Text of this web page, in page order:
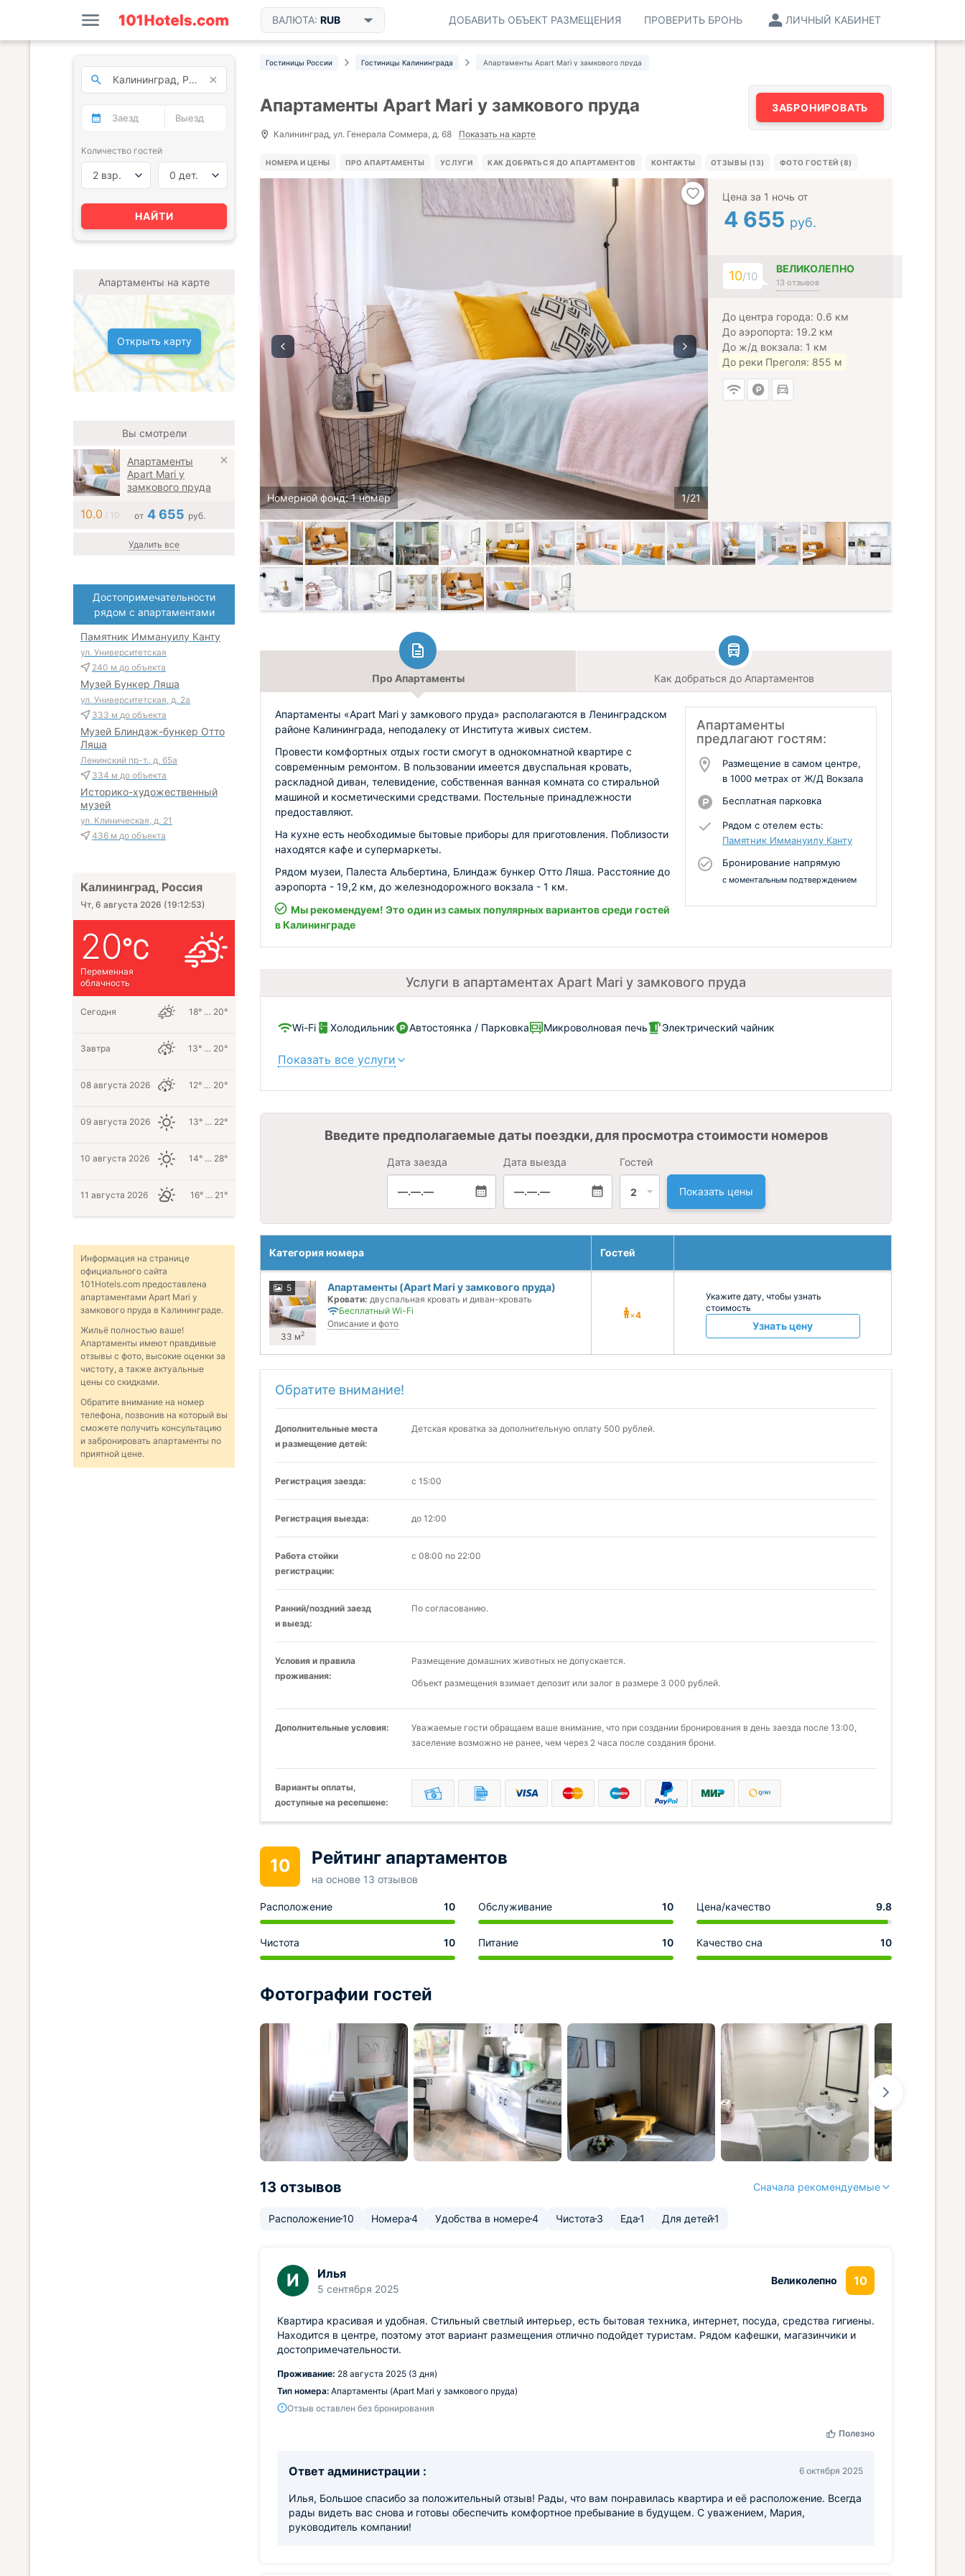
ВАЛЮТА: RUB ЛИЧНЫЙ КАБИНЕТ
ПРОВЕРИТЬ БРОНЬ
ДОБАВИТЬ ОБЪЕКТ РАЗМЕЩЕНИЯ
Гостиницы России Гостиницы Калининграда Апартаменты Apart Mari у замкового пруда
Апартаменты Apart Mari у замкового пруда
Калининград, ул. Генерала Соммера, д. 68 Показать на карте
ЗАБРОНИРОВАТЬ
НОМЕРА И ЦЕНЫ ПРО АПАРТАМЕНТЫ УСЛУГИ КАК ДОБРАТЬСЯ ДО АПАРТАМЕНТОВ КОНТАКТЫ ОТЗЫВЫ (13) ФОТО ГОСТЕЙ (8)
Номерной фонд: 1 номер
Цена за 1 ночь от
4 655 руб.
10/10
ВЕЛИКОЛЕПНО
13 отзывов
До центра города: 0.6 км
До аэропорта: 19.2 км
До ж/д вокзала: 1 км
До реки Преголя: 855 м
Про Апартаменты Как добраться до Апартаментов
Апартаменты
предлагают гостям:
Размещение в самом центре,
в 1000 метрах от Ж/Д Вокзала
Бесплатная парковка
Рядом с отелем есть:
Памятник Иммануилу Канту
Бронирование напрямую
с моментальным подтверждением
Апартаменты «Apart Mari у замкового пруда» располагаются в Ленинградском
районе Калининграда, неподалеку от Института живых систем.
Провести комфортных отдых гости смогут в однокомнатной квартире с
современным ремонтом. В пользовании имеется двуспальная кровать,
раскладной диван, телевидение, собственная ванная комната со стиральной
машиной и косметическими средствами. Постельные принадлежности
предоставляют.
На кухне есть необходимые бытовые приборы для приготовления. Поблизости
находятся кафе и супермаркеты.
Рядом музеи, Палеста Альбертина, Блиндаж бункер Отто Ляша. Расстояние до
аэропорта - 19,2 км, до железнодорожного вокзала - 1 км.
Мы рекомендуем! Это один из самых популярных вариантов среди гостей
в Калининграде
Услуги в апартаментах Apart Mari у замкового пруда
Wi-Fi Холодильник Автостоянка / Парковка Микроволновая печь Электрический чайник
Показать все услуги
Введите предполагаемые даты поездки, для просмотра стоимости номеров
Дата заезда
—.—.—
Дата выезда
—.—.—
Гостей
2 Показать цены
Категория номера Гостей
5
33 м2
Апартаменты (Apart Mari у замкового пруда)
Кровати: двуспальная кровать и диван-кровать
Бесплатный Wi-Fi
Описание и фото
×4
Укажите дату, чтобы узнать
стоимость
Узнать цену
Обратите внимание!
Дополнительные места
и размещение детей:
Детская кроватка за дополнительную оплату 500 рублей.
Регистрация заезда: с 15:00
Регистрация выезда: до 12:00
Работа стойки
регистрации:
с 08:00 по 22:00
Ранний/поздний заезд
и выезд:
По согласованию.
Условия и правила
проживания:
Размещение домашних животных не допускается.
Объект размещения взимает депозит или залог в размере 3 000 рублей.
Дополнительные условия:
Уважаемые гости обращаем ваше внимание, что при создании бронирования в день заезда после 13:00,
заселение возможно не ранее, чем через 2 часа после создания брони.
Варианты оплаты,
доступные на ресепшене:
10 Рейтинг апартаментов
на основе 13 отзывов
Расположение 10 Обслуживание 10 Цена/качество 9.8
Чистота 10 Питание 10 Качество сна 10
Фотографии гостей
13 отзывов Сначала рекомендуемые
Расположение10 Номера4 Удобства в номере4 Чистота 3 Еда1 Для детей1
И Илья
5 сентября 2025
Великолепно 10
Квартира красивая и удобная. Стильный светлый интерьер, есть бытовая техника, интернет, посуда, средства гигиены.
Находится в центре, поэтому этот вариант размещения отлично подойдет туристам. Рядом кафешки, магазинчики и
достопримечательности.
Проживание: 28 августа 2025 (3 дня)
Тип номера: Апартаменты (Apart Mari у замкового пруда)
Отзыв оставлен без бронирования
Полезно
Ответ администрации : 6 октября 2025
Илья, Большое спасибо за положительный отзыв! Рады, что вам понравилась квартира и её расположение. Всегда
рады видеть вас снова и готовы обеспечить комфортное пребывание в будущем. С уважением, Мария,
руководитель компании!
Количество гостей
2 взр. 0 дет.
НАЙТИ
Апартаменты на карте
Открыть карту
Вы смотрели
Апартаменты
Apart Mari у
замкового пруда
10.0 / 10 от 4 655 руб.
Удалить все
Достопримечательности
рядом с апартаментами
Памятник Иммануилу Канту
ул. Университетская
240 м до объекта
Музей Бункер Ляша
ул. Университетская, д. 2а
333 м до объекта
Музей Блиндаж-бункер Отто
Ляша
Ленинский пр-т., д. 65а
334 м до объекта
Историко-художественный
музей
ул. Клиническая, д. 21
436 м до объекта
Калининград, Россия
Чт, 6 августа 2026 (19:12:55)
20
Переменная
облачность
Сегодня 18° … 20°
Завтра 13° … 20°
08 августа 2026 12° … 20°
09 августа 2026 13° … 22°
10 августа 2026 14° … 28°
11 августа 2026 16° … 21°
Информация на странице
официального сайта
101Hotels.com предоставлена
апартаментами Apart Mari у
замкового пруда в Калининграде.
Жильё полностью ваше!
Апартаменты имеют правдивые
отзывы с фото, высокие оценки за
чистоту, а также актуальные
цены со скидками.
Обратите внимание на номер
телефона, позвонив на который вы
сможете получить консультацию
и забронировать апартаменты по
приятной цене.